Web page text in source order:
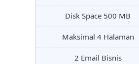
Disk Space 500 MB
Maksimal 4 Halaman
2 Email Bisnis